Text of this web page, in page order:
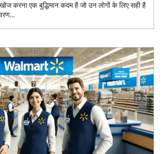
करना एक बुद्धिमान कदम है जो उन लोगों के लिए सही है